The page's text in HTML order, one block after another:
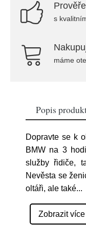
s
máme
Popis
Dopravte se k
BMW na 3
služby řidiče,
Nevěsta se
oltáři, ale také...
Zobrazit více